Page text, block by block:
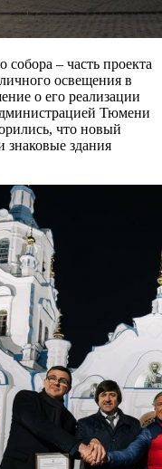
собора – часть проекта
освещения в
о его реализации
Тюмени
что новый
знаковые здания